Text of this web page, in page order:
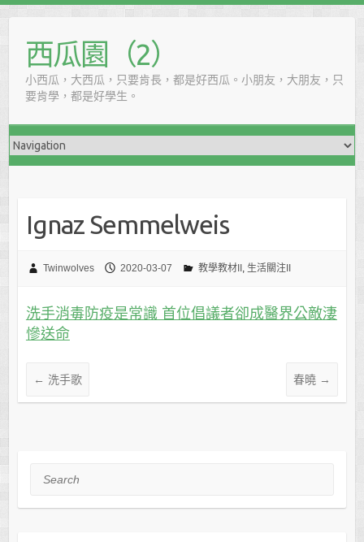
西瓜園（2）
小西瓜，大西瓜，只要肯長，都是好西瓜。小朋友，大朋友，只
要肯學，都是好學生。
Ignaz Semmelweis
Twinwolves 2020-03-07 教學教材II , 生活關注II
洗手消毒防疫是常識 首位倡議者卻成醫界公敵淒
慘送命
← 洗手歌 春曉 →
Search